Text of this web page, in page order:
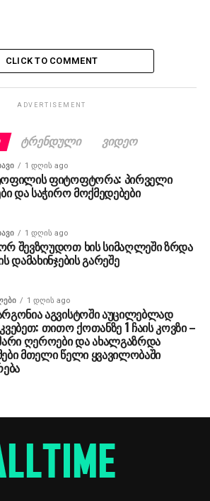
CLICK TO COMMENT
ADVERTISEMENT
ᲢᲠᲔᲜᲓᲣᲚᲘ ᲕᲘᲓᲔᲝ
1 დღის ago
ფიტოფტორა: პირველი
და საჭირო მოქმედებები
1 დღის ago
შევზღუდოთ ხის სიმაღლეში ზრდა
დამახინჯების გარეშე
1 დღის ago
აგვისტოში აუცილებლად
თითო ქოთანზე 1 ჩაის კოვზი –
ღეროები და ახალგაზრდა
მთელი წელი ყვავილობაში